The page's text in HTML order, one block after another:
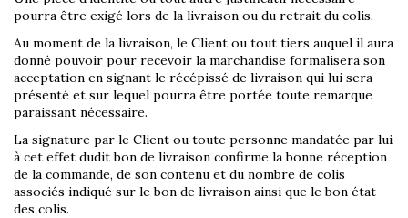
pourra être exigé lors de la livraison ou du retrait du colis.
Au moment de la livraison, le Client ou tout tiers auquel il aura
donné pouvoir pour recevoir la marchandise formalisera son
acceptation en signant le récépissé de livraison qui lui sera
présenté et sur lequel pourra être portée toute remarque
paraissant nécessaire.
La signature par le Client ou toute personne mandatée par lui
à cet effet dudit bon de livraison confirme la bonne réception
de la commande, de son contenu et du nombre de colis
associés indiqué sur le bon de livraison ainsi que le bon état
des colis.